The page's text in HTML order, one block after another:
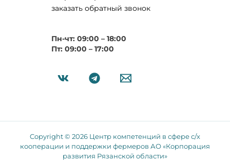
заказать обратный звонок
Пн-чт: 09:00 – 18:00
Пт: 09:00 – 17:00
Copyright © 2026 Центр компетенций в сфере с/х
кооперации и поддержки фермеров АО «Корпорация
развития Рязанской области»